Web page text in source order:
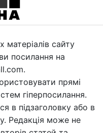
матеріалів сайту
посилання на
прямі
гіперпосилання.
в підзаголовку або в
Редакція може не